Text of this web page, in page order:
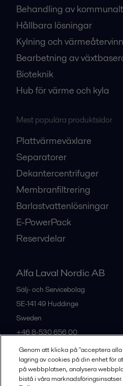
Behandling av
Hållbara lösningar
Kylning och
Bearbetning av
Bioteknik
Hub för värme och kyla
Mest populära produktsidor
Plattvärmeväxlare
Separatorer
Dekantercentrifuger
Membranfiltrering
Barlastvattenlösningar
E-PowerPack
Reservdelar
Alfa Laval Nordic AB
Sälj- och Servicebolag
SE-141 49 Huddinge
Sweden
+46 8-530 656 00
Alla kontor och partners
Genom att klicka på "acceptera
lagring av cookies på din enhet för
på webbplatsen, analysera
bistå i våra marknadsföringsinsatser.